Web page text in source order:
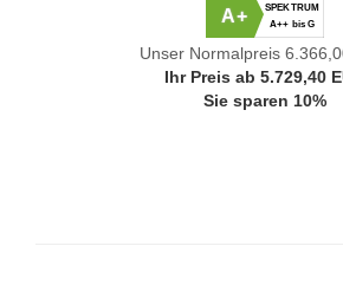
A+
SPEKTRUM
A++ bis G
Unser Normalpreis
Ihr Preis ab 5.729,40
Sie sparen 10%